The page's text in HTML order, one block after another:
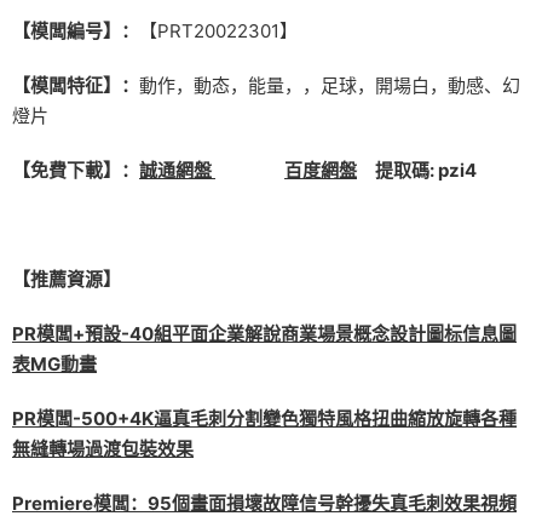
【模闆編号】： 【PRT20022301】
【模闆特征】： 動作，動态，能量，，足球，開場白，動感、幻
燈片
【免費下載】： 誠通網盤 百度網盤 提取碼: pzi4
【推薦資源】
PR模闆+預設-40組平面企業解說商業場景概念設計圖标信息圖
表MG動畫
PR模闆-500+4K逼真毛刺分割變色獨特風格扭曲縮放旋轉各種
無縫轉場過渡包裝效果
Premiere模闆：95個畫面損壞故障信号幹擾失真毛刺效果視頻